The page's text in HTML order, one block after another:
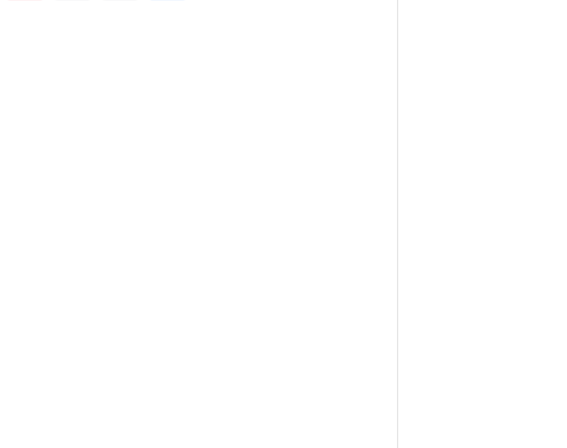
Link